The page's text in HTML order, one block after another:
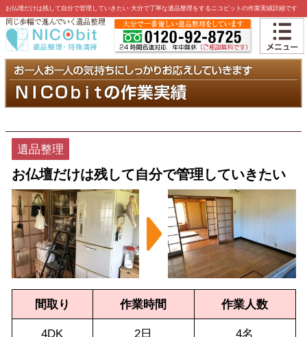
お仏壇だけは残して自分で管理していきたい 大分で丁寧な遺品整理をするニコビットの作業実績詳細です
遺品整理
お仏壇だけは残して自分で管理していきたい
間取り 作業時間 作業人数
4DK 2日 4名